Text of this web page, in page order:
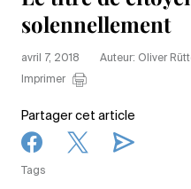
solennellement
avril 7, 2018
Auteur: Oliver
Imprimer
Partager cet article
Tags